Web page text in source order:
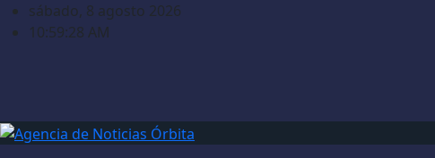
Saltarsábado, 8 agosto 2026
10:59:29 AM